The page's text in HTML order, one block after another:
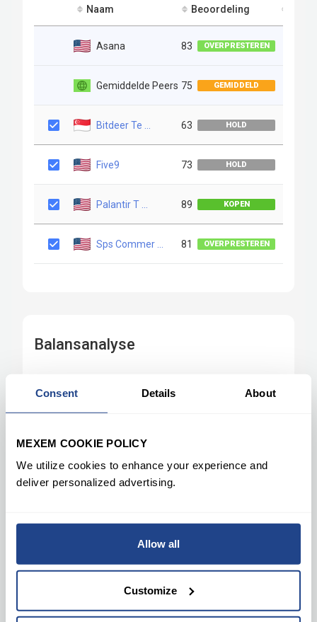
Consent Details About
MEXEM COOKIE POLICY
We utilize cookies to enhance your experience and
deliver personalized advertising.
Allow all
Customize